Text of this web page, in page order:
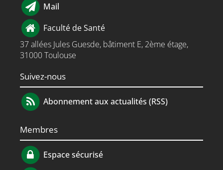
Mail
Faculté de Santé
37 allées Jules Guesde, bâtiment E, 2ème étage,
31000 Toulouse
Suivez-nous
Abonnement aux actualités (RSS)
Membres
Espace sécurisé